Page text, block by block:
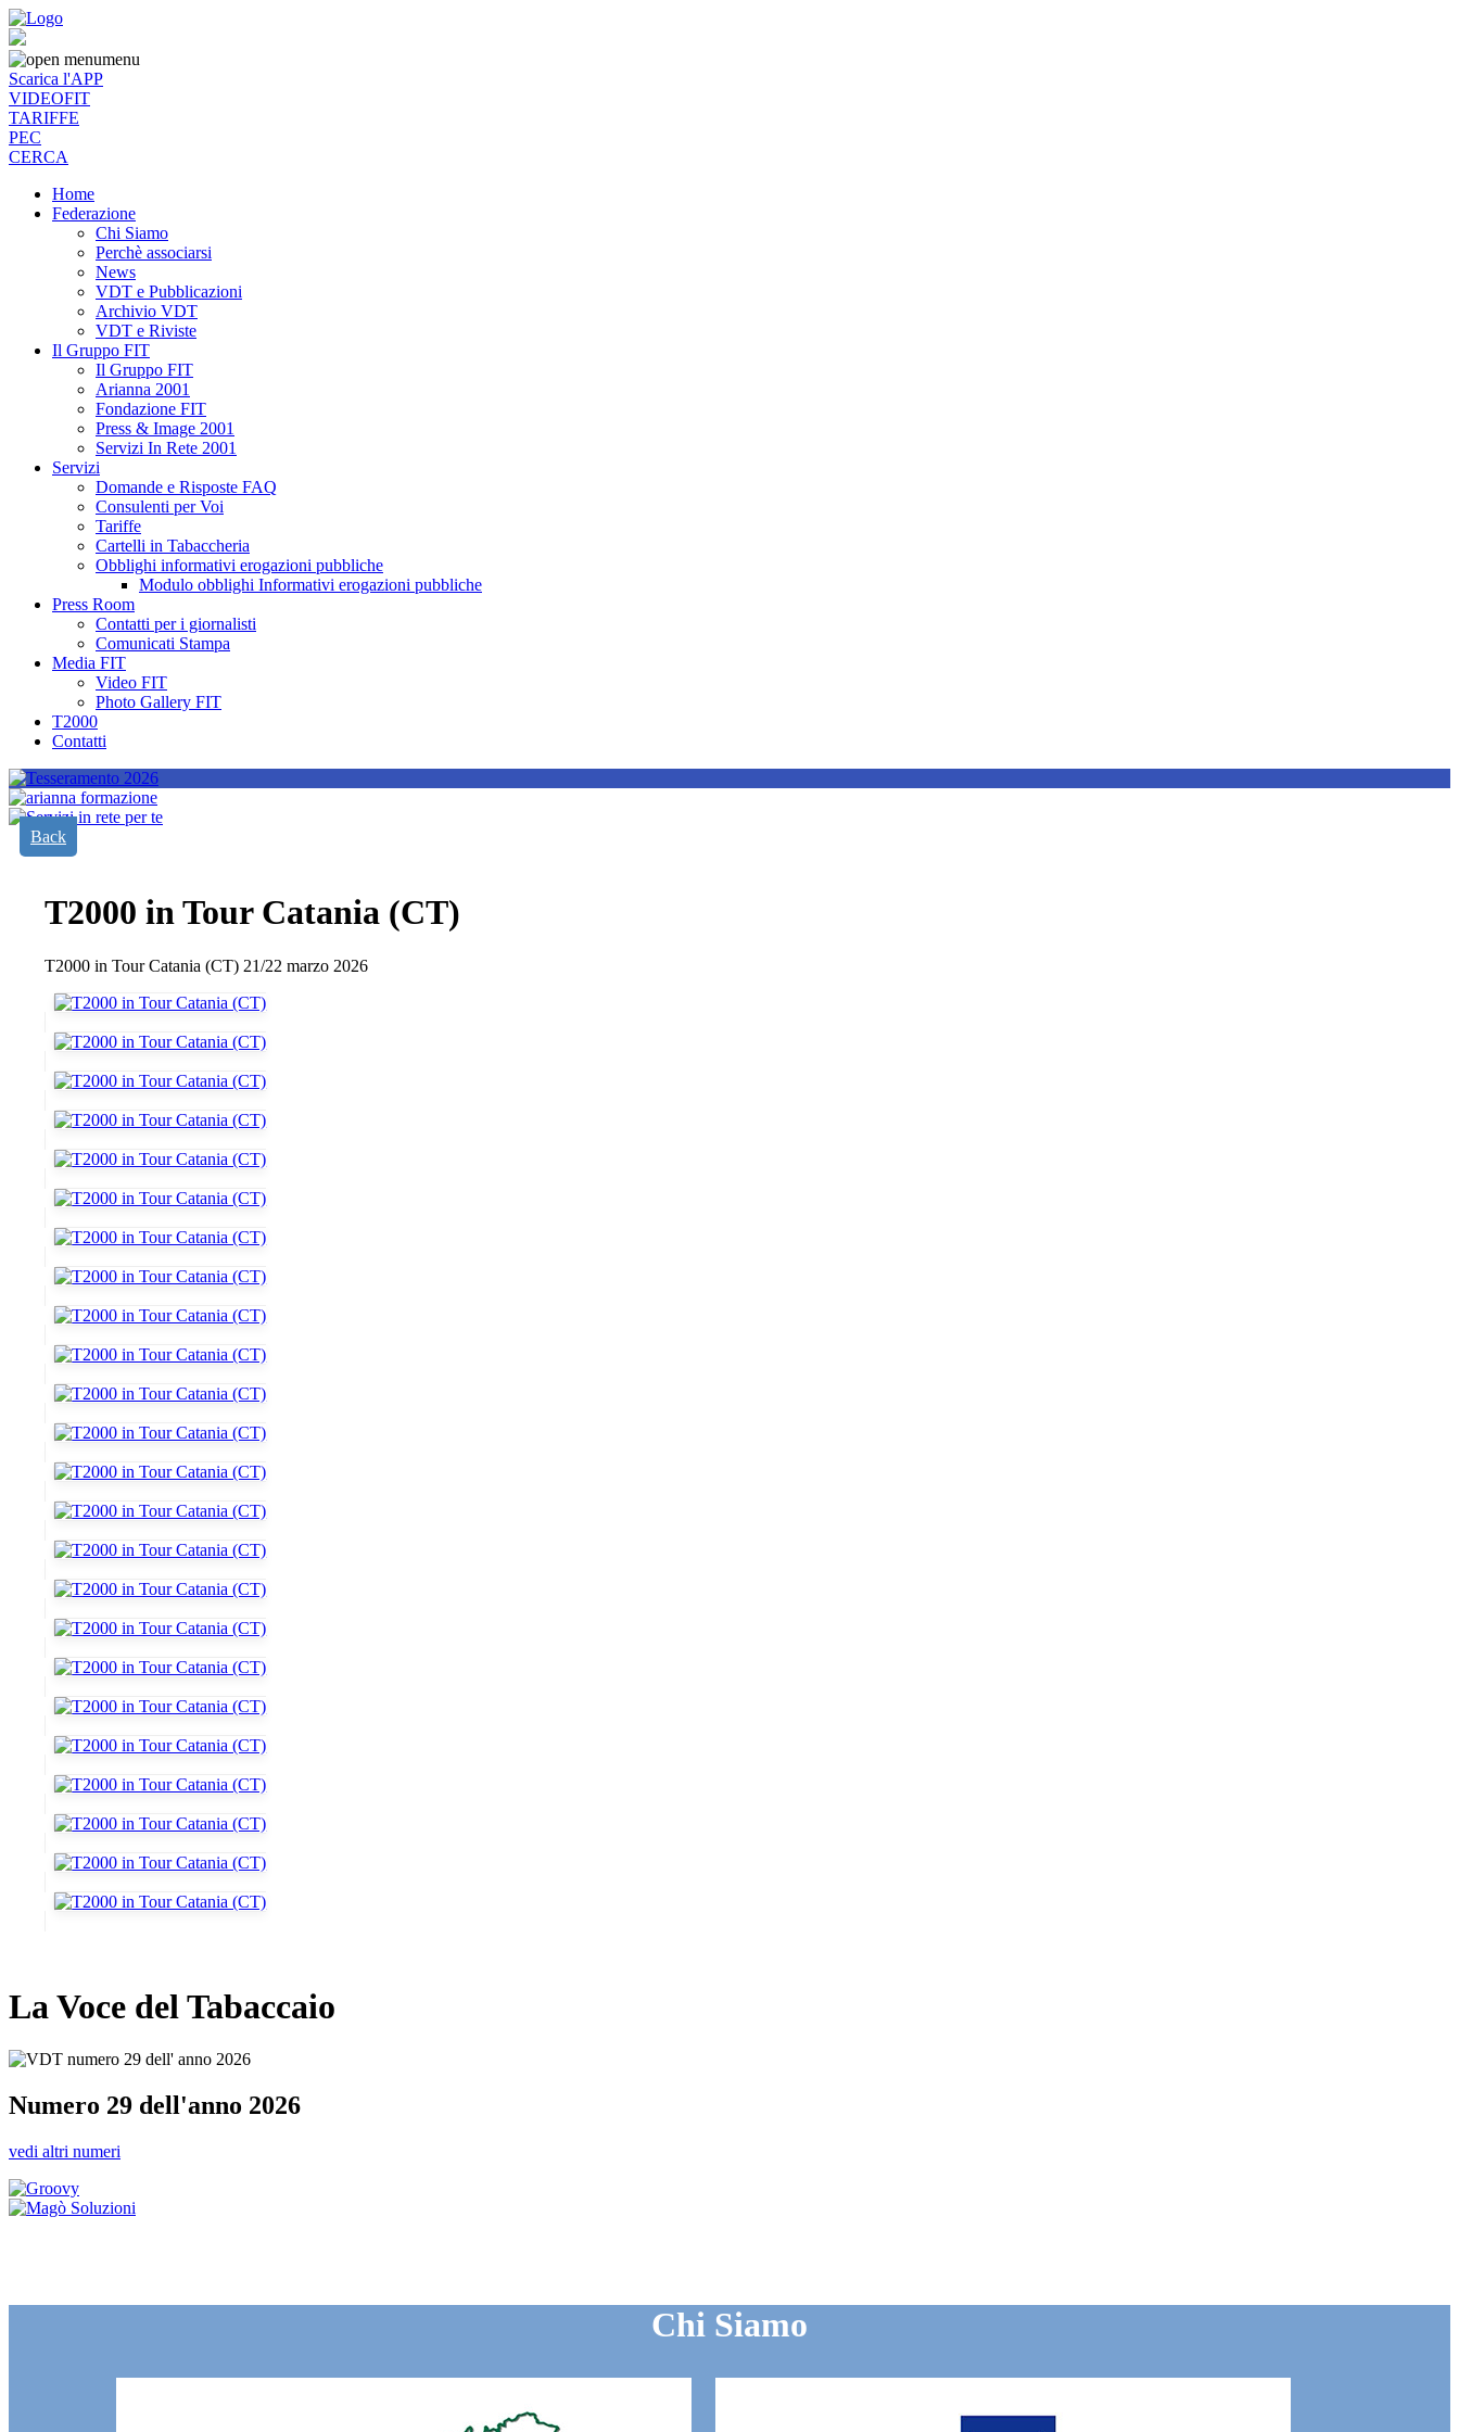
menu
Scarica l'APP
VIDEOFIT
TARIFFE
PEC
CERCA
Home
Federazione
Chi Siamo
Perchè associarsi
News
VDT e Pubblicazioni
Archivio VDT
VDT e Riviste
Il Gruppo FIT
Il Gruppo FIT
Arianna 2001
Fondazione FIT
Press & Image 2001
Servizi In Rete 2001
Servizi
Domande e Risposte FAQ
Consulenti per Voi
Tariffe
Cartelli in Tabaccheria
Obblighi informativi erogazioni pubbliche
Modulo obblighi Informativi erogazioni pubbliche
Press Room
Contatti per i giornalisti
Comunicati Stampa
Media FIT
Video FIT
Photo Gallery FIT
T2000
Contatti
Back
T2000 in Tour Catania (CT)
T2000 in Tour Catania (CT) 21/22 marzo 2026
La Voce del Tabaccaio
Numero 29 dell'anno 2026
vedi altri numeri
Chi Siamo